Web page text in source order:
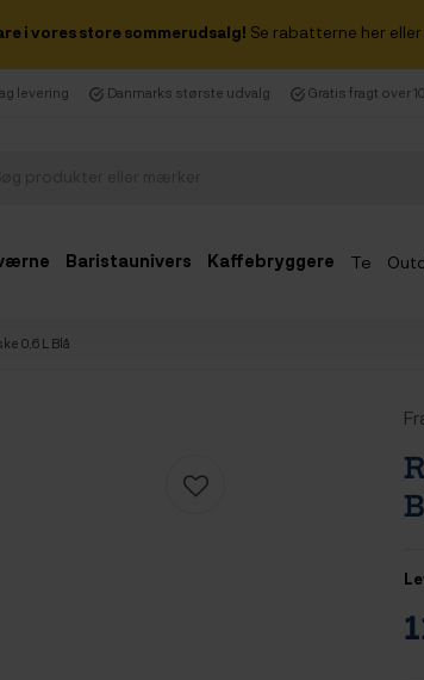
i vores store sommerudsalg! Se rabatterne her
levering Danmarks største udvalg Gratis fragt over
Baristaunivers Kaffebryggere Te
0,6 L Blå